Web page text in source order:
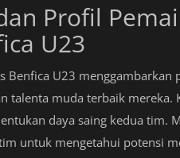
Profil
U23
Benfica U23
talenta muda terbaik mereka.
daya saing kedua tim.
untuk mengetahui potensi